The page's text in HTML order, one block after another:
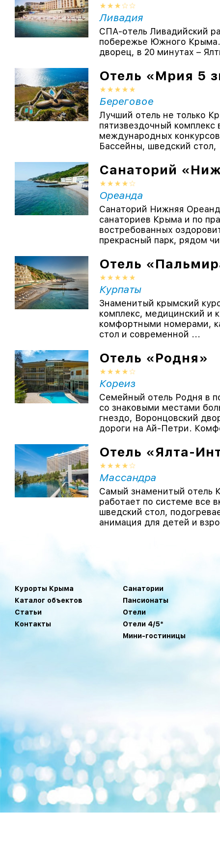
Ливадия
СПА-отель Ливадийский
побережье Южного
дворец, в 20 минутах –
Отель «Мрия 5
Береговое
Лучший отель не только
пятизвездочный
международных
Бассейны, шведский стол,
Санаторий
Ореанда
Санаторий Нижняя
санаториев Крыма и по
востребованных
прекрасный парк, рядом
Отель
Курпаты
Знаменитый крымский
комплекс, медицинский и
комфортными номерами,
стол и современной ...
Отель «Родня»
Кореиз
Семейный отель Родня в
со знаковыми местами
гнездо, Воронцовский
дороги на Ай-Петри.
Отель «Ялта-
Массандра
Самый знаменитый отель
работает по системе все
шведский стол,
анимация для детей и
Курорты Крыма
Каталог объектов
Статьи
Контакты
Санатории
Пансионаты
Отели
Отели 4/5*
Мини-гостиницы